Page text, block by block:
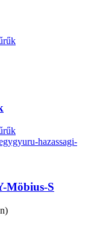
Möbius-S